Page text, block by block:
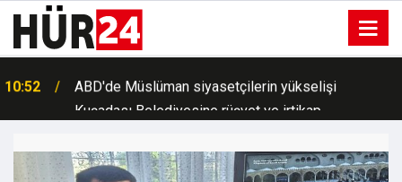
10:50
Kuşadası Belediyesine rüşvet ve irtikap
operasyonu: 15 şüpheli gözaltına alındı